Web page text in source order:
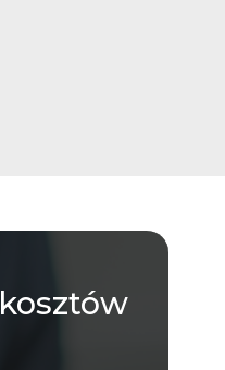
kosztów